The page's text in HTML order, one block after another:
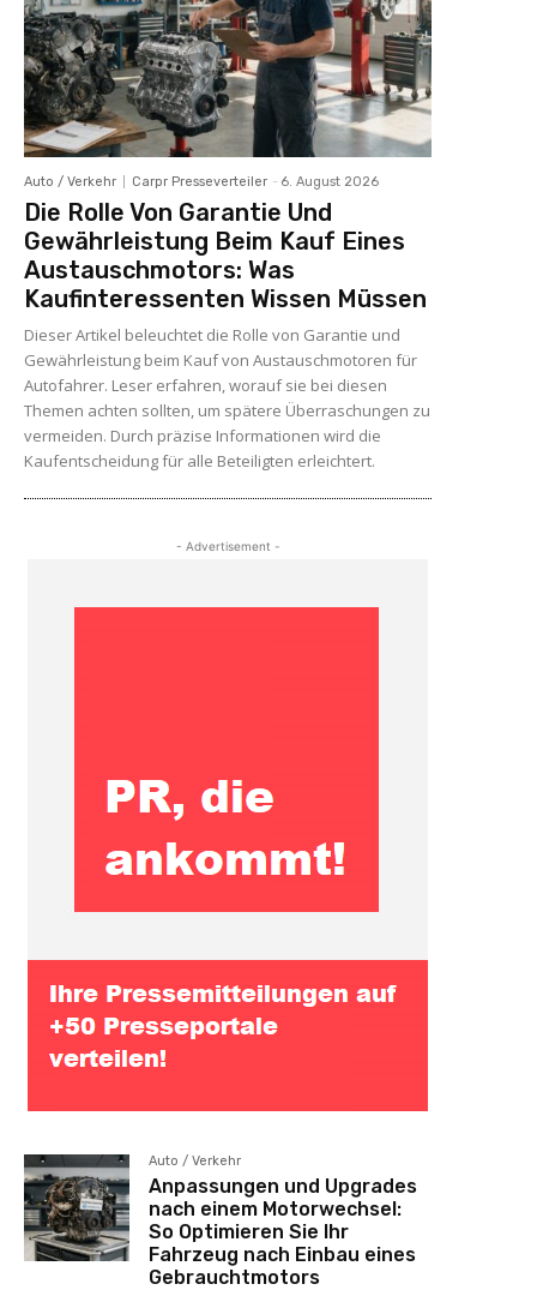
Auto / Verkehr Carpr Presseverteiler - 6. August 2026
Die Rolle Von Garantie Und
Gewährleistung Beim Kauf Eines
Austauschmotors: Was
Kaufinteressenten Wissen Müssen
Dieser Artikel beleuchtet die Rolle von Garantie und
Gewährleistung beim Kauf von Austauschmotoren für
Autofahrer. Leser erfahren, worauf sie bei diesen
Themen achten sollten, um spätere Überraschungen zu
vermeiden. Durch präzise Informationen wird die
Kaufentscheidung für alle Beteiligten erleichtert.
- Advertisement -
Auto / Verkehr
Anpassungen und Upgrades
nach einem Motorwechsel:
So Optimieren Sie Ihr
Fahrzeug nach Einbau eines
Gebrauchtmotors